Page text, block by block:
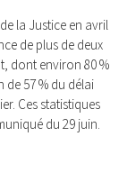
la Justice en avril
de plus de deux
dont environ 80 %
de 57 % du délai
Ces statistiques
du 29 juin.